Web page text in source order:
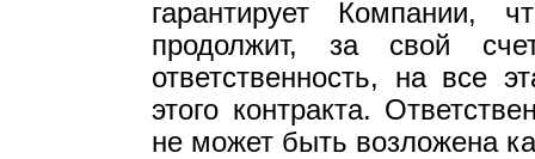
гарантирует Компании,
продолжит, за свой
ответственность, на все
этого контракта.
не может быть возложена